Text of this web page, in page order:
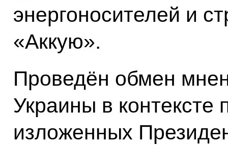
энергоносителей и
«Аккую».
Проведён обмен
Украины в контексте
изложенных